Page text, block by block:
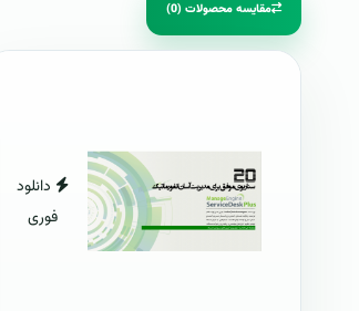
مقایسه محصولات (0)
دانلود
فوری